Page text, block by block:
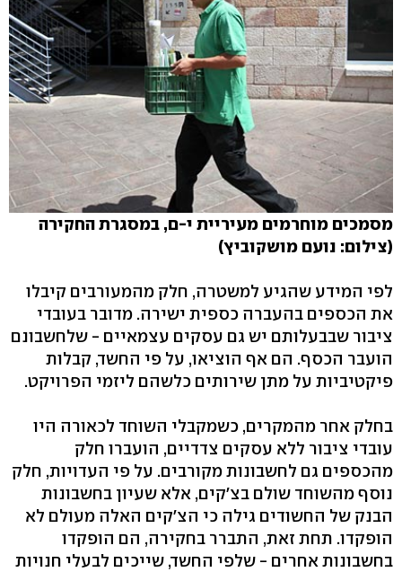
מסמכים מוחרמים מעיריית י-ם, במסגרת החקירה
(צילום: נועם מושקוביץ)
לפי המידע שהגיע למשטרה, חלק מהמעורבים קיבלו
את הכספים בהעברה כספית ישירה. מדובר בעובדי
ציבור שבבעלותם יש גם עסקים עצמאיים - שלחשבונם
הועבר הכסף. הם אף הוציאו, על פי החשד, קבלות
פיקטיביות על מתן שירותים כלשהם ליזמי הפרויקט.
בחלק אחר מהמקרים, כשמקבלי השוחד לכאורה היו
עובדי ציבור ללא עסקים צדדיים, הועברו חלק
מהכספים גם לחשבונות מקורבים. על פי העדויות, חלק
נוסף מהשוחד שולם בצ'קים, אלא שעיון בחשבונות
הבנק של החשודים גילה כי הצ'קים האלה מעולם לא
הופקדו. תחת זאת, התברר בחקירה, הם הופקדו
בחשבונות אחרים - שלפי החשד, שייכים לבעלי חנויות